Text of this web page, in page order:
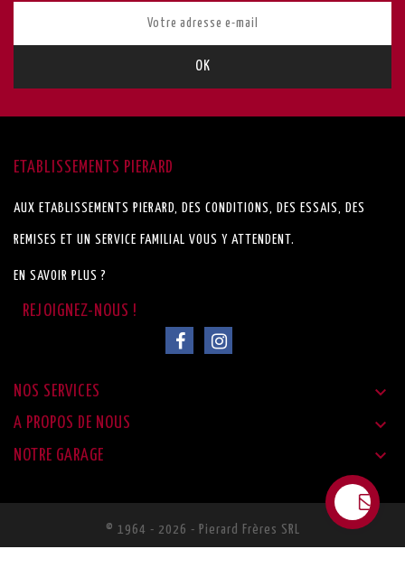
ETABLISSEMENTS PIERARD
AUX ETABLISSEMENTS PIERARD, DES CONDITIONS, DES ESSAIS, DES
REMISES ET UN SERVICE FAMILIAL VOUS Y ATTENDENT.
EN SAVOIR PLUS ?
NOS SERVICES 
A PROPOS DE NOUS 
NOTRE GARAGE 
© 1964 - 2026 - Pierard Frères SRL